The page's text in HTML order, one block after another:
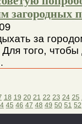
загородных
за
того, чтобы
18 19 20 21 22 23 24 25
45 46 47 48 49 50 51 52